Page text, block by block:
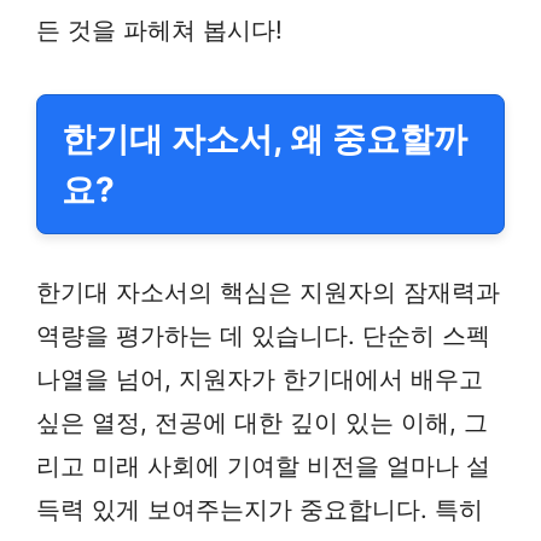
든 것을 파헤쳐 봅시다!
한기대 자소서, 왜 중요할까
요?
한기대 자소서의 핵심은 지원자의 잠재력과
역량을 평가하는 데 있습니다. 단순히 스펙
나열을 넘어, 지원자가 한기대에서 배우고
싶은 열정, 전공에 대한 깊이 있는 이해, 그
리고 미래 사회에 기여할 비전을 얼마나 설
득력 있게 보여주는지가 중요합니다. 특히